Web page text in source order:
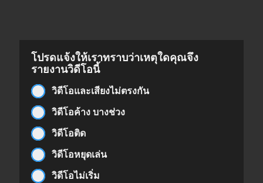
โปรดแจ้งให้เราทราบว่าเหตุใดคุณจึง
รายงานวิดีโอนี้
วิดีโอและเสียงไม่ตรงกัน
วิดีโอค้าง บางช่วง
วิดีโอติด
วิดีโอหยุดเล่น
วิดีโอไม่เริ่ม